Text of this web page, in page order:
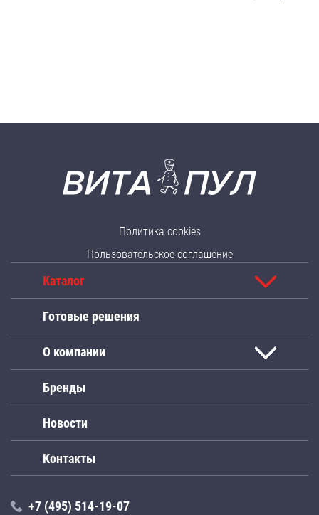
Политика cookies
Пользовательское соглашение
Каталог
Готовые решения
О компании
Бренды
Новости
Контакты
+7 (495) 514-19-07